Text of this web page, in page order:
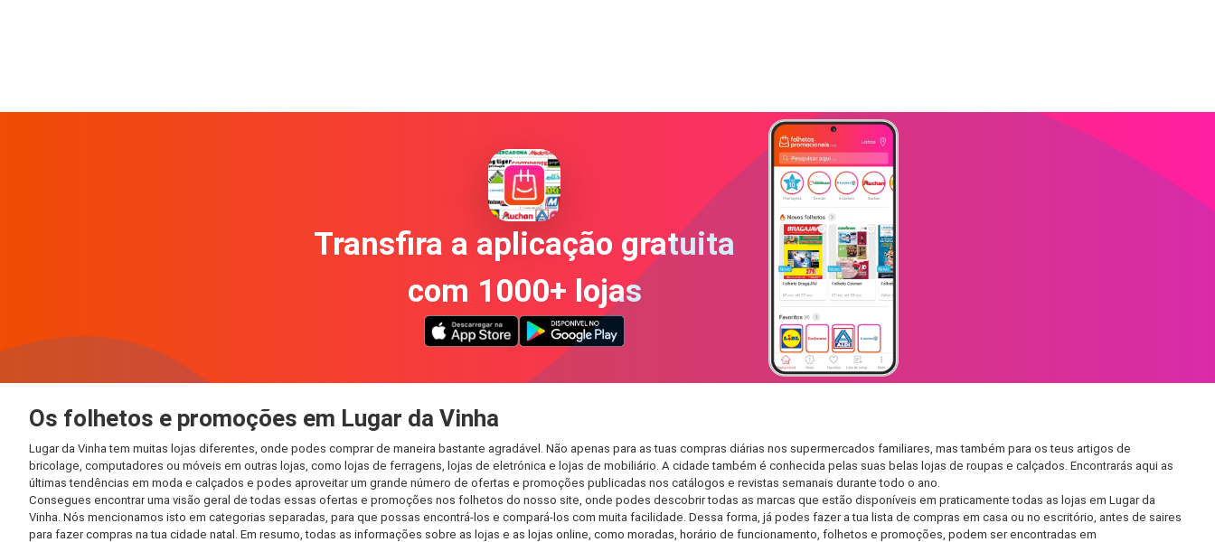
Transfira a aplicação gratuita
com 1000+ lojas
Os folhetos e promoções em Lugar da Vinha
Lugar da Vinha tem muitas lojas diferentes, onde podes comprar de maneira bastante agradável. Não apenas para as tuas compras diárias nos supermercados familiares, mas também para os teus artigos de
bricolage, computadores ou móveis em outras lojas, como lojas de ferragens, lojas de eletrónica e lojas de mobiliário. A cidade também é conhecida pelas suas belas lojas de roupas e calçados. Encontrarás aqui as
últimas tendências em moda e calçados e podes aproveitar um grande número de ofertas e promoções publicadas nos catálogos e revistas semanais durante todo o ano.
Consegues encontrar uma visão geral de todas essas ofertas e promoções nos folhetos do nosso site, onde podes descobrir todas as marcas que estão disponíveis em praticamente todas as lojas em Lugar da
Vinha. Nós mencionamos isto em categorias separadas, para que possas encontrá-los e compará-los com muita facilidade. Dessa forma, já podes fazer a tua lista de compras em casa ou no escritório, antes de saires
para fazer compras na tua cidade natal. Em resumo, todas as informações sobre as lojas e as lojas online, como moradas, horário de funcionamento, folhetos e promoções, podem ser encontradas em